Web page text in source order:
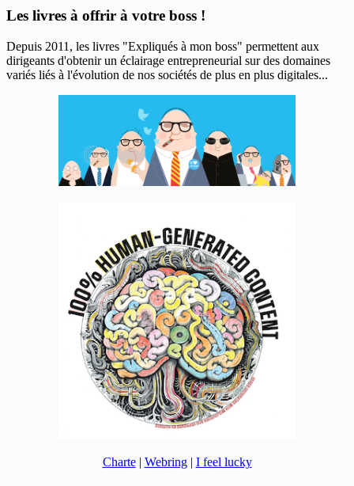
Les livres à offrir à votre boss !
Depuis 2011, les livres "Expliqués à mon boss" permettent aux
dirigeants d'obtenir un éclairage entrepreneurial sur des domaines
variés liés à l'évolution de nos sociétés de plus en plus digitales...
Charte| Webring| I feel lucky